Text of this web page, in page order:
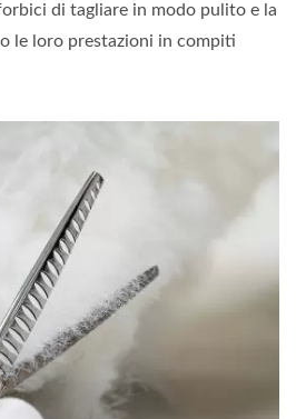
di tagliare in modo pulito e la
le loro prestazioni in compiti